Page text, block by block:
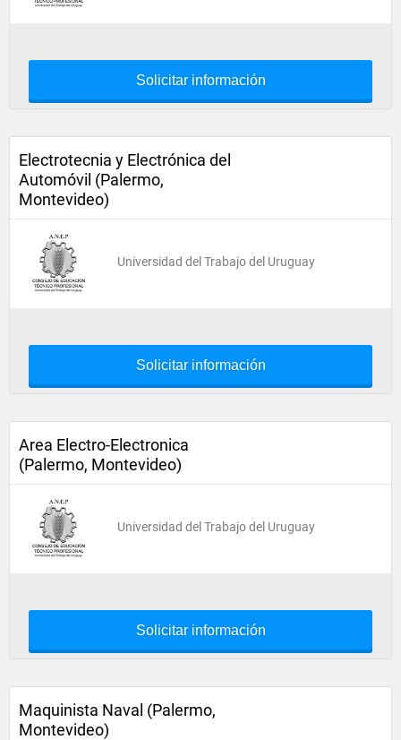
Solicitar información
Electrotecnia y Electrónica del
Automóvil (Palermo,
Montevideo)
Universidad del Trabajo del Uruguay
Solicitar información
Area Electro-Electronica
(Palermo, Montevideo)
Universidad del Trabajo del Uruguay
Solicitar información
Maquinista Naval (Palermo,
Montevideo)